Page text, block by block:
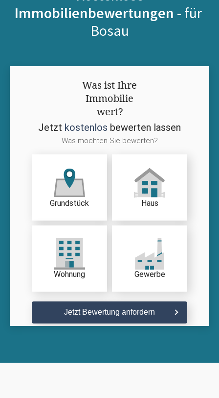
Immobilienbewertungen - für
Bosau
Was ist Ihre
Immobilie
wert?
Jetzt kostenlos bewerten lassen
Was möchten Sie bewerten?
Grundstück Haus
Wohnung Gewerbe
Jetzt Bewertung anfordern